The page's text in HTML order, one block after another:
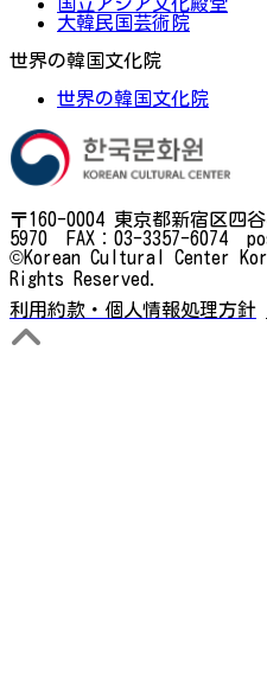
大韓民国芸術院
世界の韓国文化院
世界の韓国文化院
〒160-0004 東京都新宿区四
5970 FAX：03-3357-6074
©Korean Cultural Center
Rights Reserved.
利用約款・個人情報処理方針